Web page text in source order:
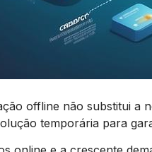
offline não substitui a
temporária para